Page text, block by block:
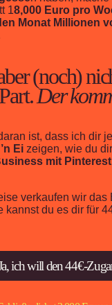
18,000 Euro pro
Monat Millionen
(noch)
Der
ist, dass ich dir
Ei zeigen, wie du
mit
verkaufen wir das
kannst du es dir für
ich will den 44€-